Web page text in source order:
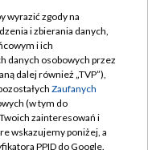
wyrazić zgody na
i zbierania danych,
i ich
danych osobowych przez
dalej również „TVP”),
Zaufanych
(w tym do
zainteresowań i
wskazujemy poniżej, a
PPID do Google.